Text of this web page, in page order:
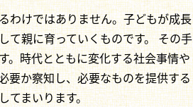
わけではありません。子どもが成長
て親に育っていくものです。 その手
。時代とともに変化する社会事情や
要か察知し、必要なものを提供する
てまいります。